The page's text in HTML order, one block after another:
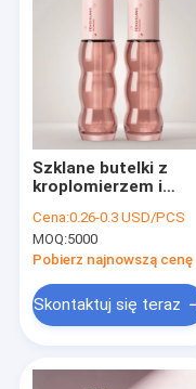
Szklane butelki z
kroplomierzem i
kołnierzem, z
plastikową nakrętką i
gumową żarówką,
pielęgnacji skóry i
aromaterapii
Cena:0.26-0.3 USD/PCS
MOQ:5000
Pobierz najnowszą cenę
Skontaktuj się teraz